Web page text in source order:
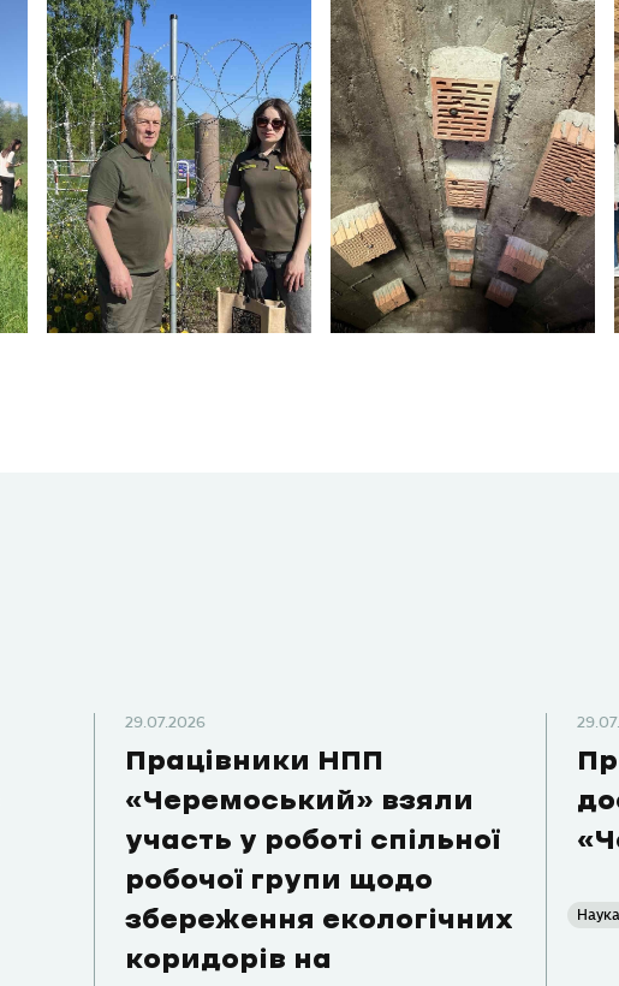
29.07.2026
Працівники НПП
«Черемоський» взяли
участь у роботі спільної
робочої групи щодо
збереження екологічних
коридорів на
Наука